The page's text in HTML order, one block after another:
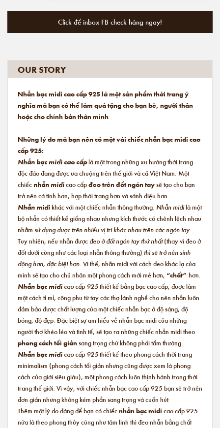
Click để inbox FB check hàng ngay!
OUR STORY
Nhẫn bạc midi cao cấp 925 là một sản phẩm thời trang ý
nghĩa mà bạn có thể làm quà tặng cho bạn bè, người thân
hoặc cho chính bản thân mình
Những lý do mà bạn nên có một vài chiếc nhẫn bạc midi cao
cấp 925:
Nhẫn bạc midi cao cấplà một trong những xu hướng thời trang
độc đáo đang được ưa chuộng trên thế giới và cả Việt Nam. Một
chiếcnhẫn midicao cấpđeo trên đốt ngón taysẽ tạo cho bạn
trở nên cá tính hơn, hợp thời trang hơn và sành điệu hơn
Nhẫn midikhác với một chiếc nhẫn thông thường. Nhẫn midilà một
bộ nhẫn có thiết kế giống nhau nhưng kích thước có chênh lệch nhau
nhằm sử dụng được trên nhiều vị trí khác nhau trên các ngón tay.
Tuy nhiên, nếu nhẫn được đeo ở đốt ngón tay thứ nhất(thay vì đeo ở
đốt dưới cùng như các loại nhẫn thông thường) thì sẽ trở nên sinh
động hơn, đặc biệt hơn. Vì thế, nhẫn midi với cách đeo khác lạ của
mình sẽ tạo cho chủ nhân một phong cách mới mẻ hơn, “chất” hơn.
Nhẫn bạc midi cao cấp 925thiết kế bằng bạc cao cấp, được làm
một cách tỉ mỉ, công phu từ tay các thợ lành nghề cho nên nhẫn luôn
đảm bảo được chất lượng của một chiếc nhẫn bạc ở độ sáng, độ
bóng, độ đẹp. Đặc biệt sự am hiểu về nhẫn bạc midi của những
người thợ khéo léo và tinh tế, sẽ tạo ra những chiếc nhẫn midi theo
phong cách tối giảnsang trọng chứ không phải tầm thường.
Nhẫn bạc midi cao cấp 925thiết kế theo phong cách thời trang
minimalism (phong cách tối giản nhưng cũng được xem là phong
cách của giới siêu giàu), một phong cách luôn thịnh hành trong thời
trang thế giới. Vì vậy, với chiếc nhẫn bạc cao cấp 925 bạn sẽ trở nên
đơn giản nhưng không kém phần sang trọng và cuốn hút
Thêm một lý do đáng để bạn có chiếcnhẫn bạc midi cao cấp 925
nữa là theo phong thủy cũng như tâm linh thì đeo nhẫn bằng chất